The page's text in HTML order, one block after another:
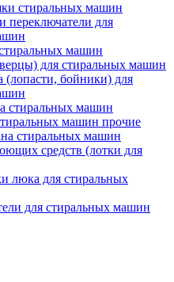
стиральных машин
переключатели для
машин
для стиральных машин
(лопасти, бойники) для
стиральных машин
машин прочие
стиральных машин
средств (лотки для
люка для стиральных
для стиральных машин